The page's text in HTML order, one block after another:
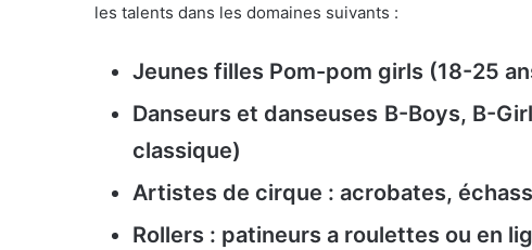
les talents dans les domaines suivants :
Jeunes filles Pom-pom girls (18-25
Danseurs et danseuses B-Boys, B-
classique)
Artistes de cirque : acrobates,
Rollers : patineurs a roulettes ou en